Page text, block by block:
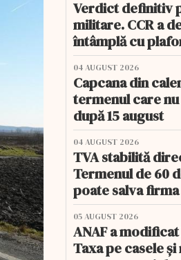
Verdict definitiv
militare. CCR a
întâmplă cu
04 AUGUST 2026
Capcana din
termenul care nu
după 15 august
04 AUGUST 2026
TVA stabilită
Termenul de 60
poate salva firma
05 AUGUST 2026
ANAF a
Taxa pe casele